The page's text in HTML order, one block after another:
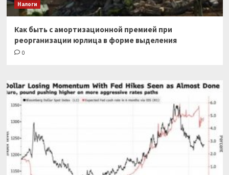
Налоги
Как быть с амортизационной премией при
реорганизации юрлица в форме выделения
0